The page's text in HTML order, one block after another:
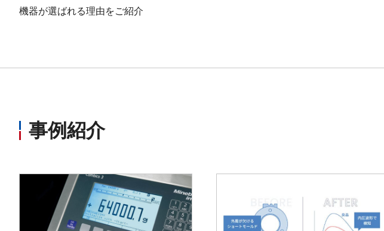
機器が選ばれる理由をご紹介
事例紹介